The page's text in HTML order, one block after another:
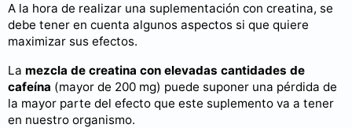
A la hora de realizar una suplementación con creatina, se
debe tener en cuenta algunos aspectos si que quiere
maximizar sus efectos.
La mezcla de creatina con elevadas cantidades de
cafeína (mayor de 200 mg) puede suponer una pérdida de
la mayor parte del efecto que este suplemento va a tener
en nuestro organismo.